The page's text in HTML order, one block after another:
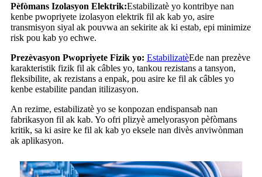
Pèfòmans Izolasyon Elektrik:Estabilizatè yo kontribye nan
kenbe pwopriyete izolasyon elektrik fil ak kab yo, asire
transmisyon siyal ak pouvwa an sekirite ak ki estab, epi minimize
risk pou kab yo echwe.
Prezèvasyon Pwopriyete Fizik yo: EstabilizatèEde nan prezève
karakteristik fizik fil ak câbles yo, tankou rezistans a tansyon,
fleksibilite, ak rezistans a enpak, pou asire ke fil ak câbles yo
kenbe estabilite pandan itilizasyon.
An rezime, estabilizatè yo se konpozan endispansab nan
fabrikasyon fil ak kab. Yo ofri plizyè amelyorasyon pèfòmans
kritik, sa ki asire ke fil ak kab yo eksele nan divès anviwònman
ak aplikasyon.